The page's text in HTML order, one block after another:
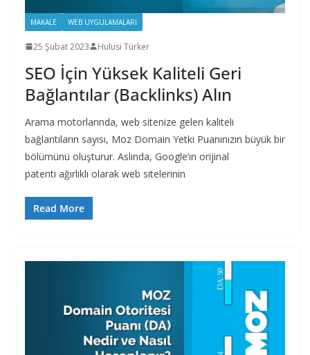
MAKALE WEB UYGULAMALARI
25 Şubat 2023 Hulusi Türker
SEO İçin Yüksek Kaliteli Geri
Bağlantılar (Backlinks) Alın
Arama motorlarında, web sitenize gelen kaliteli
bağlantıların sayısı, Moz Domain Yetki Puanınızın büyük bir
bölümünü oluşturur. Aslında, Google’ın orijinal
patenti ağırlıklı olarak web sitelerinin
Read More